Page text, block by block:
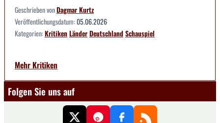
Geschrieben vonDagmar Kurtz
Veröffentlichungsdatum:05.06.2026
Kategorien:KritikenLänderDeutschlandSchauspiel
Mehr Kritiken
Folgen Sie uns auf